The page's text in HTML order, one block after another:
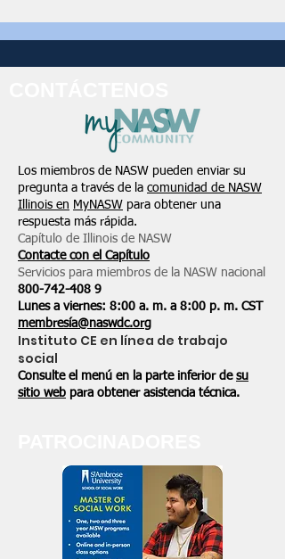
Los miembros de NASW pueden enviar su
pregunta a través de la comunidad de NASW
Illinois en MyNASW para obtener una
respuesta más rápida.
Capítulo de Illinois de NASW
Contacte con el Capítulo
Servicios para miembros de la NASW nacional
800-742-408 9
Lunes a viernes: 8:00 a. m. a 8:00 p. m. CST
membresía@naswdc.org
Instituto CE en línea de trabajo
social
Consulte el menú en la parte inferior de su
sitio web para obtener asistencia técnica.